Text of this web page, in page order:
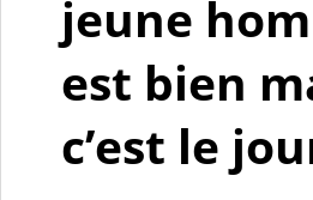
jeune
est bien
c’est le